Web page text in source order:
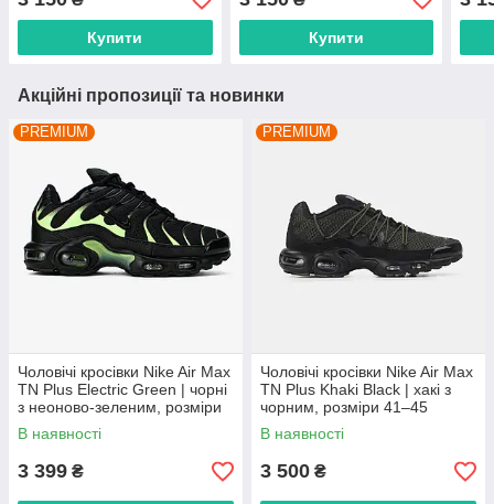
Купити
45
Купити
Акційні пропозиції та новинки
PREMIUM
Чоловічі кросівки Nike Air Max
TN Plus Electric Green | чорні
з неоново-зеленим, розміри
41–45
В наявності
3 399 ₴
PREMIUM
Чоловічі кросівки Nike Air Max
TN Plus Khaki Black | хакі з
чорним, розміри 41–45
В наявності
3 500 ₴